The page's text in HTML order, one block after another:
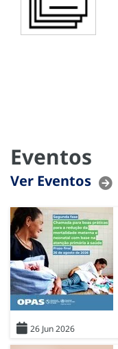
Eventos
Ver Eventos
26 Jun 2026